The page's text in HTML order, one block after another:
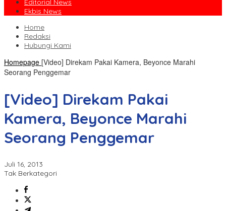
Editorial News
Ekbis News
Home
Redaksi
Hubungi Kami
Homepage [Video] Direkam Pakai Kamera, Beyonce Marahi
Seorang Penggemar
[Video] Direkam Pakai
Kamera, Beyonce Marahi
Seorang Penggemar
Juli 16, 2013
Tak Berkategori